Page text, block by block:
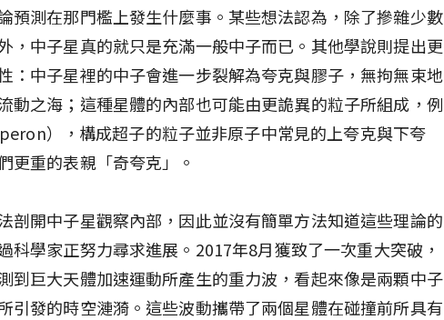
預測在那門檻上發生什麼事。某些想法認為，除了摻雜少數
，中子星真的就只是充滿一般中子而已。其他學說則提出更
：中子星裡的中子會進一步裂解為夸克與膠子，無拘無束地
動之海；這種星體的內部也可能由更詭異的粒子所組成，例
），構成超子的粒子並非原子中常見的上夸克與下夸
更重的表親「奇夸克」。
剖開中子星觀察內部，因此並沒有簡單方法知道這些理論的
科學家正努力尋求進展。2017年8月獲致了一次重大突破，
到巨大天體加速運動所產生的重力波，看起來像是兩顆中子
引發的時空漣漪。這些波動攜帶了兩個星體在碰撞前所具有